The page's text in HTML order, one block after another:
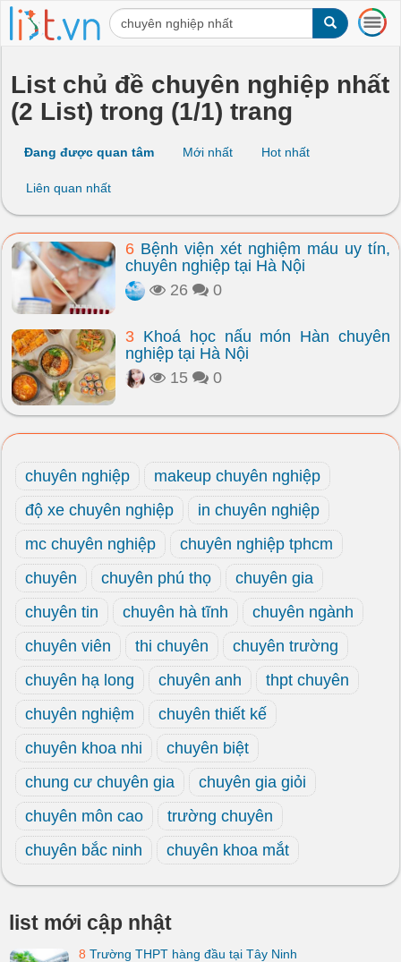
T
o
l
a
t
i
List chủ đề chuyên nghiệp nhất
(2 List) trong (1/1) trang
Đang được quan tâm Mới nhất Hot nhất
Liên quan nhất
6 Bệnh viện xét nghiệm máu uy tín,
chuyên nghiệp tại Hà Nội
26
0
3 Khoá học nấu món Hàn chuyên
nghiệp tại Hà Nội
15
0
chuyên nghiệp
makeup chuyên nghiệp
độ xe chuyên nghiệp
in chuyên nghiệp
mc chuyên nghiệp
chuyên nghiệp tphcm
chuyên
chuyên phú thọ
chuyên gia
chuyên tin
chuyên hà tĩnh
chuyên ngành
chuyên viên
thi chuyên
chuyên trường
chuyên hạ long
chuyên anh
thpt chuyên
chuyên nghiệm
chuyên thiết kế
chuyên khoa nhi
chuyên biệt
chung cư chuyên gia
chuyên gia giỏi
chuyên môn cao
trường chuyên
chuyên bắc ninh
chuyên khoa mắt
list mới cập nhật
8 Trường THPT hàng đầu tại Tây Ninh